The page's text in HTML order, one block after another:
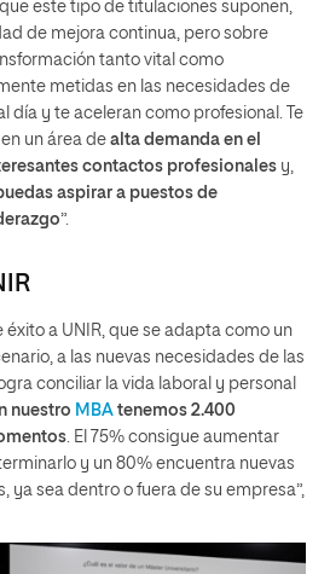
que este tipo de titulaciones suponen,
de mejora continua, pero sobre
tanto vital como
metidas en las necesidades de
día y te aceleran como profesional. Te
un área de alta demanda en el
contactos profesionales y,
aspirar a puestos de
”.
a UNIR, que se adapta como un
a las nuevas necesidades de las
conciliar la vida laboral y personal
nuestro MBA tenemos 2.400
. El 75% consigue aumentar
y un 80% encuentra nuevas
ya sea dentro o fuera de su empresa”,